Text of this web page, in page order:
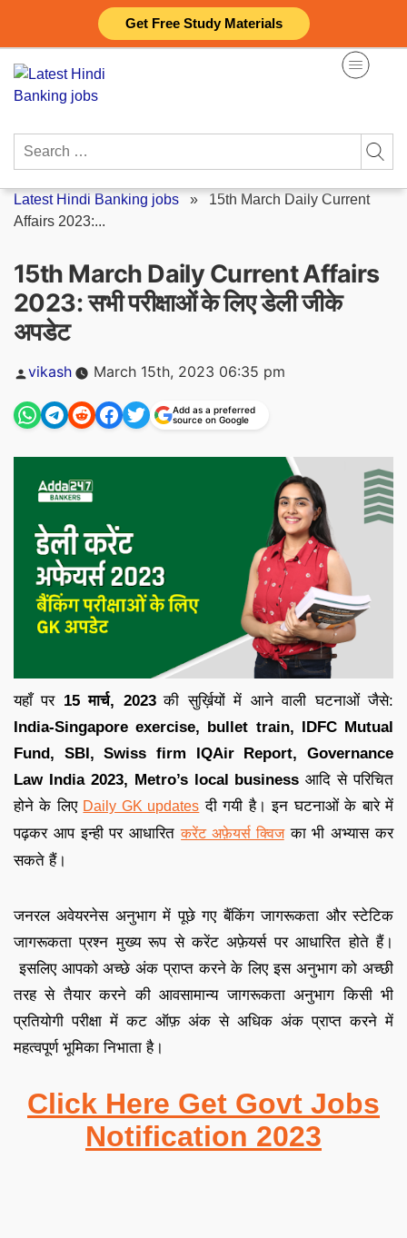
Get Free Study Materials
content
Search
Latest Hindi Banking jobs » 15th March Daily Current
Affairs 2023:...
15th March Daily Current Affairs
2023: सभी परीक्षाओं के लिए डेली जीके
अपडेट
Posted
vikash March 15th, 2023 06:35 pm
Add as a preferred
source on Google
यहाँ पर15 मार्च, 2023 की सुर्ख़ियों में आने वाली घटनाओं जैसे:
India-Singapore exercise, bullet train, IDFC Mutual
Fund, SBI, Swiss firm IQAir Report, Governance
Law India 2023, Metro’s local businessआदि से परिचित
होने के लिए Daily GK updates दी गयी है। इन घटनाओं के बारे में
पढ़कर आप इन्ही पर आधारित करेंट अफ़ेयर्स क्विज का भी अभ्यास कर
सकते हैं।
जनरल अवेयरनेस अनुभाग में पूछे गए बैंकिंग जागरूकता और स्टेटिक
जागरूकता प्रश्न मुख्य रूप से करेंट अफ़ेयर्स पर आधारित होते हैं।
इसलिए आपको अच्छे अंक प्राप्त करने के लिए इस अनुभाग को अच्छी
तरह से तैयार करने की आवसामान्य जागरूकता अनुभाग किसी भी
प्रतियोगी परीक्षा में कट ऑफ़ अंक से अधिक अंक प्राप्त करने में
महत्वपूर्ण भूमिका निभाता है।
Click Here Get Govt Jobs
Notification 2023